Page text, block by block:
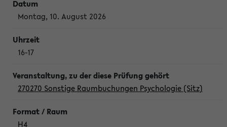
Montag, 10. August 2026
16-17
270270 Sonstige Raumbuchungen Psychologie (Sitz)
H4